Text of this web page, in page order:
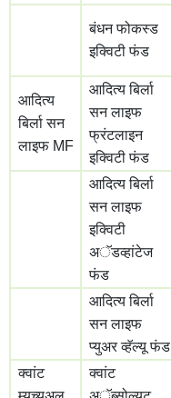
बंधन फोकस्ड
इक्विटी फंड
आदित्य
बिर्ला सन
लाइफ MF
आदित्य बिर्ला
सन लाइफ
फ्रंटलाइन
इक्विटी फंड
आदित्य बिर्ला
सन लाइफ
इक्विटी
अॅडव्हांटेज
फंड
आदित्य बिर्ला
सन लाइफ
प्युअर व्हॅल्यू फंड
क्वांट
क्वांट